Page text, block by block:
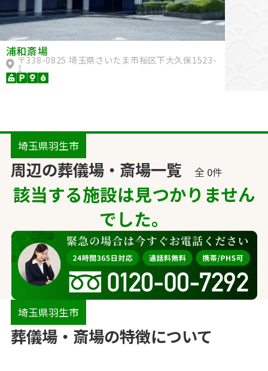
浦和斎場
〒338-0825 埼玉県さいたま市桜区下大久保1523-
1
埼玉県羽生市
周辺の葬儀場・斎場一覧 全 0件
該当する施設は見つかりません
でした。
埼玉県羽生市
葬儀場・斎場の特徴について